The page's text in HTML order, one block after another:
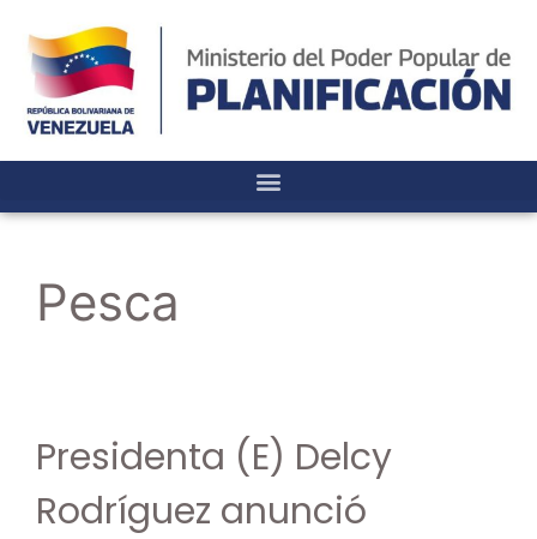
Pesca
Presidenta (E) Delcy
Rodríguez anunció